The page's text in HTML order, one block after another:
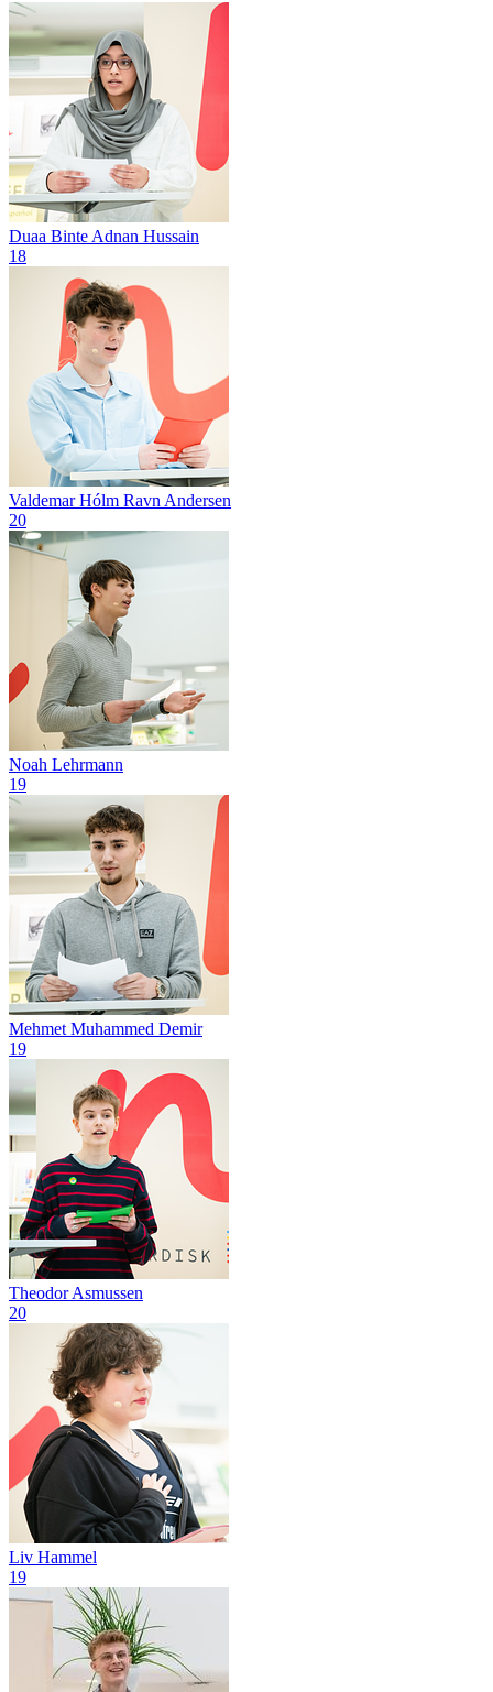
Duaa Binte Adnan Hussain
18
Valdemar Hólm Ravn Andersen
20
Noah Lehrmann
19
Mehmet Muhammed Demir
19
Theodor Asmussen
20
Liv Hammel
19